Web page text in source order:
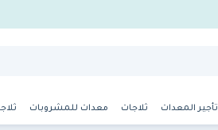
تأجير المعدات ثلاجات معدات للمشروبات